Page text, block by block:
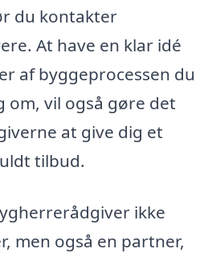
du kontakter
At have en klar idé
af byggeprocessen du
om, vil også gøre det
at give dig et
tilbud.
ikke
men også en partner,